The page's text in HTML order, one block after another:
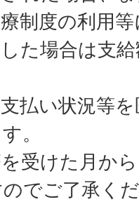
制度の利用
た場合は支
払い状況等
。
受けた月か
でご了承く